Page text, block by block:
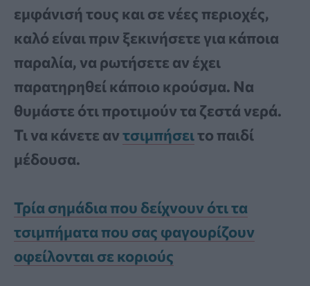
εμφάνισή τους και σε νέες περιοχές,
καλό είναι πριν ξεκινήσετε για κάποια
παραλία, να ρωτήσετε αν έχει
παρατηρηθεί κάποιο κρούσμα. Να
θυμάστε ότι προτιμούν τα ζεστά νερά.
Τι να κάνετε αντσιμπήσειτο παιδί
μέδουσα.
Τρία σημάδια που δείχνουν ότι τα
τσιμπήματα που σας φαγουρίζουν
οφείλονται σε κοριούς